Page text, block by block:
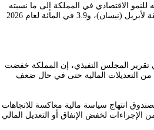
للنمو الاقتصادي في المملكة إلى ما نسبته
3.6 في المائة في 2025، من 3 في المائة في توقعاته السابقة لأبريل (نيسان)، و3.9 في المائة لعام 2026
المجلس التفيذي، إن المملكة خفضت
من التعديلات المالية حتى في حال ضعف
انتهاج سياسة مالية معاكسة للاتجاهات
الإجراءات لخفض الإنفاق أو التعديل المالي